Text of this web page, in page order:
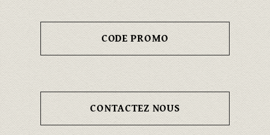
CODE PROMO
CONTACTEZ NOUS